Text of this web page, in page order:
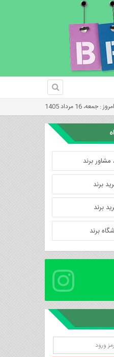
امروز : جمعه، 16 مرداد 1405
مشاور برند
برند
برند
برند